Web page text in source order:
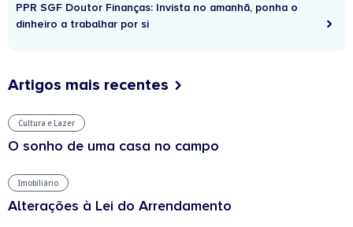
PPR SGF Doutor Finanças: Invista no amanhã, ponha o
dinheiro a trabalhar por si
Artigos mais recentes
Cultura e Lazer
O sonho de uma casa no campo
Imobiliário
Alterações à Lei do Arrendamento